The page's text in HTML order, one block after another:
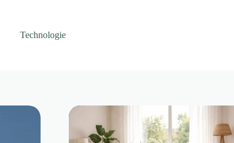
Technologie